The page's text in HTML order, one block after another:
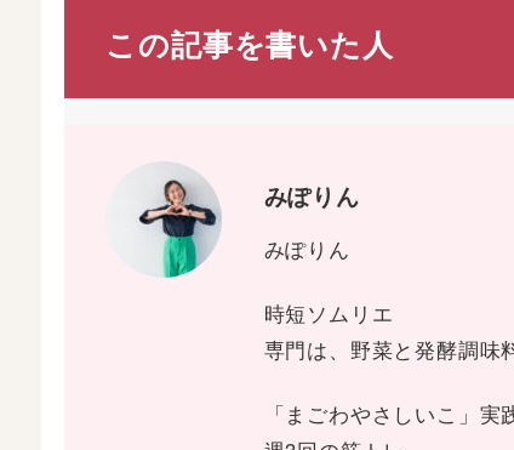
この記事を書いた人
みぽりん
みぽりん
時短ソムリエ
専門は、野菜と発酵調味
「まごわやさしいこ」実